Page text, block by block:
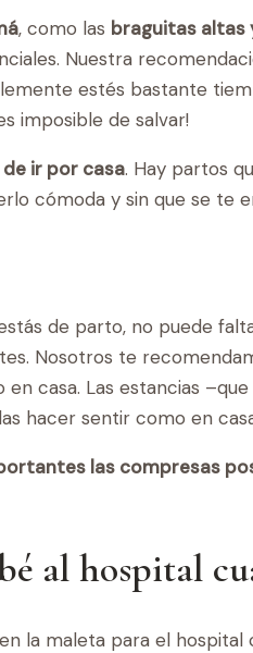
, como las braguitas altas
Nuestra
estés bastante
imposible de salvar!
ir por casa. Hay partos
cómoda y sin que se te
de parto, no puede
Nosotros te
casa. Las estancias
hacer sentir como en
las compresas
al hospital
la maleta para el hospital